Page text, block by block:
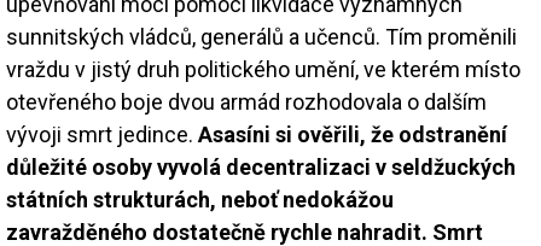
sunnitských vládců, generálů a učenců. Tím proměnili
vraždu v jistý druh politického umění, ve kterém místo
otevřeného boje dvou armád rozhodovala o dalším
vývoji smrt jedince. Asasíni si ověřili, že odstranění
důležité osoby vyvolá decentralizaci v seldžuckých
státních strukturách, neboť nedokážou
zavražděného dostatečně rychle nahradit. Smrt